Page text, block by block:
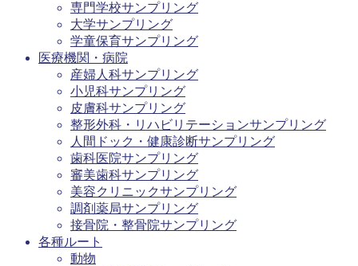
専門学校サンプリング
大学サンプリング
学童保育サンプリング
医療機関・病院
産婦人科サンプリング
小児科サンプリング
皮膚科サンプリング
整形外科・リハビリテーションサンプリング
人間ドック・健康診断サンプリング
歯科医院サンプリング
審美歯科サンプリング
美容クリニックサンプリング
調剤薬局サンプリング
接骨院・整骨院サンプリング
各種ルート
動物